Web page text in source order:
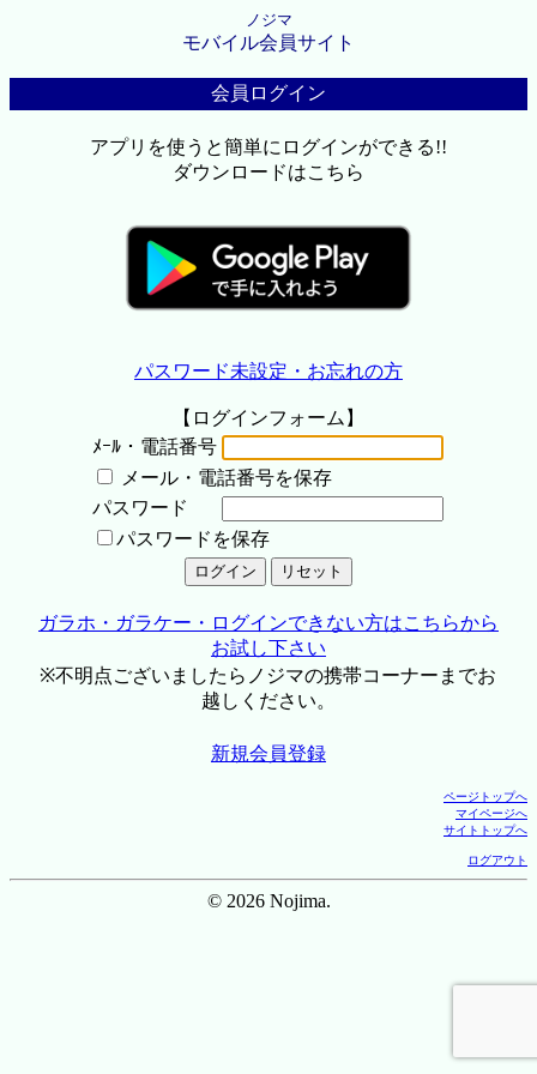
ノジマ
モバイル会員サイト
会員ログイン
アプリを使うと簡単にログインができる!!
ダウンロードはこちら
パスワード未設定・お忘れの方
【ログインフォーム】
ﾒｰﾙ・電話番号
メール・電話番号を保存
パスワード
パスワードを保存
ガラホ・ガラケー・ログインできない方はこちらから
お試し下さい
※不明点ございましたらノジマの携帯コーナーまでお
越しください。
新規会員登録
ページトップへ
マイページへ
サイトトップへ
ログアウト
© 2026 Nojima.